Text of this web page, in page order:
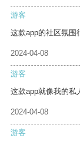
游客
这款app的社区氛围
2024-04-08
游客
这款app就像我的私
2024-04-08
游客